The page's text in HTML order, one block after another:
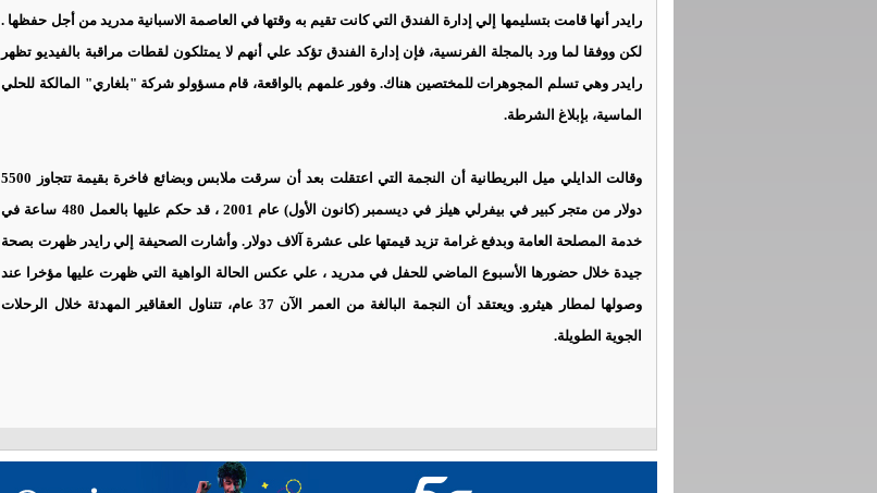
رايدر أنها قامت بتسليمها إلي إدارة الفندق التي كانت تقيم به وقتها في العاصمة الاسبانية مدريد من أجل حفظها .
لكن ووفقا لما ورد بالمجلة الفرنسية، فإن إدارة الفندق تؤكد علي أنهم لا يمتلكون لقطات مراقبة بالفيديو تظهر
رايدر وهي تسلم المجوهرات للمختصين هناك. وفور علمهم بالواقعة، قام مسؤولو شركة "بلغاري" المالكة للحلي
الماسية، بإبلاغ الشرطة.
وقالت الدايلي ميل البريطانية أن النجمة التي اعتقلت بعد أن سرقت ملابس وبضائع فاخرة بقيمة تتجاوز 5500
دولار من متجر كبير في بيفرلي هيلز في ديسمبر (كانون الأول) عام 2001 ، قد حكم عليها بالعمل 480 ساعة في
خدمة المصلحة العامة وبدفع غرامة تزيد قيمتها على عشرة آلاف دولار. وأشارت الصحيفة إلي رايدر ظهرت بصحة
جيدة خلال حضورها الأسبوع الماضي للحفل في مدريد ، علي عكس الحالة الواهية التي ظهرت عليها مؤخرا عند
وصولها لمطار هيثرو. ويعتقد أن النجمة البالغة من العمر الآن 37 عام، تتناول العقاقير المهدئة خلال الرحلات
الجوية الطويلة.